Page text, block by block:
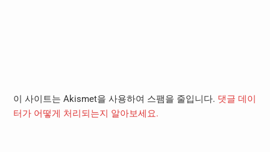
이 사이트는 Akismet을 사용하여 스팸을 줄입니다. 댓글 데이
터가 어떻게 처리되는지 알아보세요.